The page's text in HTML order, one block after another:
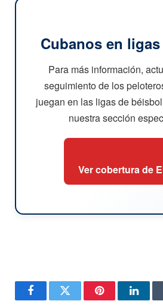
Cubanos en
Para más información,
seguimiento de los
juegan en las ligas de
nuestra sección
Ver cobertura de
FacebookTwitter Pinterest